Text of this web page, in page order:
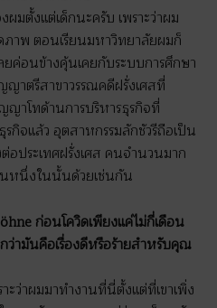
ผมตั้งแต่เด็กนะครับ เพราะว่าผม
ภาพ ตอนเรียนมหาวิทยาลัยผมก็
ยค่อนข้างคุ้นเคยกับระบบการศึกษา
าตรีสาขาวรรณคดีฝรั่งเศสที่
ญาโทด้านการบริหารธุรกิจที่
รกิจแล้ว อุตสาหกรรมลักชัวรีถือเป็น
ประเทศฝรั่งเศส คนจำนวนมาก
นหนึ่งในนั้นด้วยเช่นกัน
ก่อนโควิดเพียงแค่ไม่กี่เดือน
ามันคือเรื่องดีหรือร้ายสำหรับคุณ
ะว่าผมมาทำงานที่นี่ตั้งแต่ที่เขาเพิ่ง